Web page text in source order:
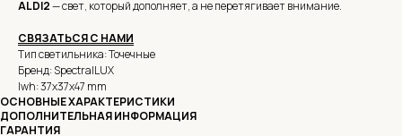
ALDI2— свет, который дополняет, а не перетягивает внимание.
СВЯЗАТЬСЯ С НАМИ
Тип светильника: Точечные
Бренд: SpectralLUX
lwh: 37x37x47 mm
ОСНОВНЫЕ ХАРАКТЕРИСТИКИ
ДОПОЛНИТЕЛЬНАЯ ИНФОРМАЦИЯ
ГАРАНТИЯ